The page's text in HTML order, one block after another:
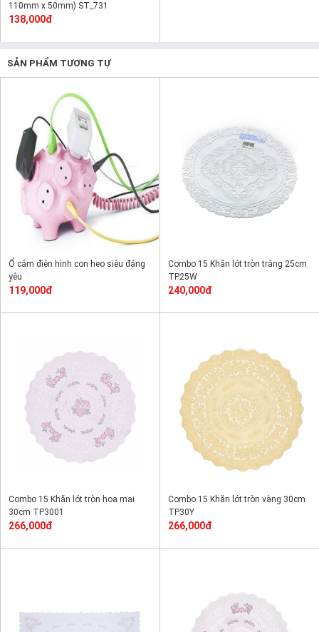
110mm x 50mm) ST_731
138,000đ
SẢN PHẨM TƯƠNG TỰ
Ổ cắm điện hình con heo siêu đáng
yêu
119,000đ
Combo 15 Khăn lót tròn trắng 25cm
TP25W
240,000đ
Combo 15 Khăn lót tròn hoa mai
30cm TP3001
266,000đ
Combo 15 Khăn lót tròn vàng 30cm
TP30Y
266,000đ